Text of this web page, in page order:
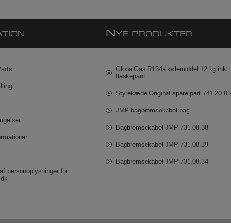
personoplysninger for
N YE PRODUKTER
GlobalGas R134a kølemiddel 12 kg inkl.
flaskepant
Styrekæde Original spare part 741.20.03
JMP bagbremsekabel bag
Bagbremsekabel JMP 731.08.38
Bagbremsekabel JMP 731.08.39
Bagbremsekabel JMP 731.08.34